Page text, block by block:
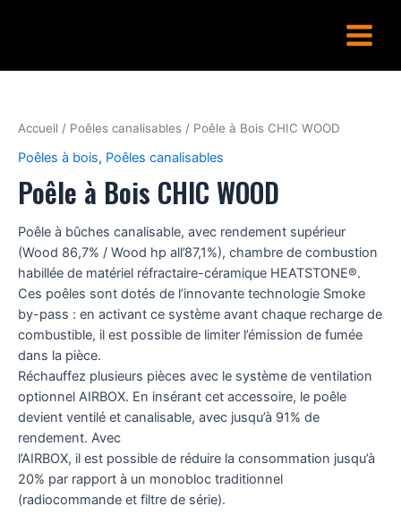
Menu
Accueil / Poêles canalisables / Poêle à Bois CHIC WOOD
Poêles à bois, Poêles canalisables
Poêle à Bois CHIC WOOD
Poêle à bûches canalisable, avec rendement supérieur
(Wood 86,7% / Wood hp all’87,1%), chambre de combustion
habillée de matériel réfractaire-céramique HEATSTONE®.
Ces poêles sont dotés de l’innovante technologie Smoke
by-pass : en activant ce système avant chaque recharge de
combustible, il est possible de limiter l’émission de fumée
dans la pièce.
Réchauffez plusieurs pièces avec le système de ventilation
optionnel AIRBOX. En insérant cet accessoire, le poêle
devient ventilé et canalisable, avec jusqu’à 91% de
rendement. Avec
l’AIRBOX, il est possible de réduire la consommation jusqu’à
20% par rapport à un monobloc traditionnel
(radiocommande et filtre de série).